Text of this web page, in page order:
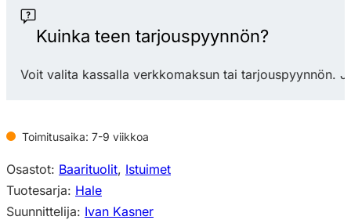
PET
Stool
määrä
Kuinka teen tarjouspyynnön?
Voit valita kassalla verkkomaksun tai tarjouspyynnön.
Toimitusaika: 7-9 viikkoa
Osastot: Baarituolit, Istuimet
Tuotesarja: Hale
Suunnittelija: Ivan Kasner